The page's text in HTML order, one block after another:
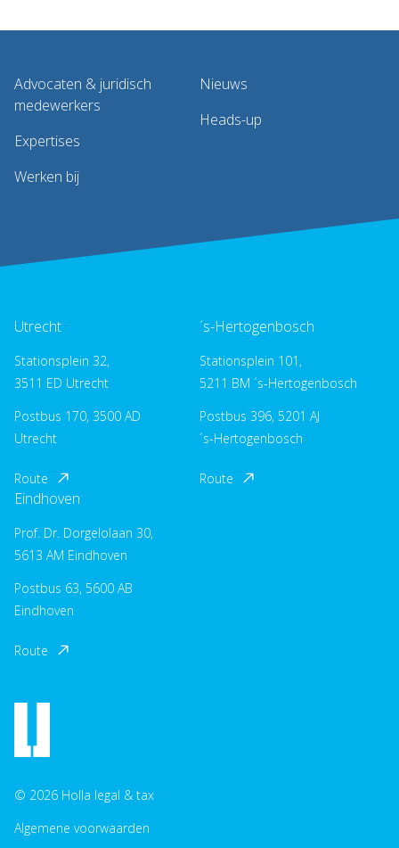
Advocaten & juridisch
medewerkers
Expertises
Werken bij
Nieuws
Heads-up
Utrecht
Stationsplein 32,
3511 ED Utrecht
Postbus 170, 3500 AD
Utrecht
Route
´s-Hertogenbosch
Stationsplein 101,
5211 BM ´s-Hertogenbosch
Postbus 396, 5201 AJ
´s-Hertogenbosch
Route
Eindhoven
Prof. Dr. Dorgelolaan 30,
5613 AM Eindhoven
Postbus 63, 5600 AB
Eindhoven
Route
© 2026 Holla legal & tax
Algemene voorwaarden